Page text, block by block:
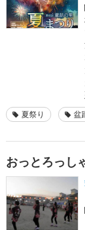
夏祭り 盆
おっとろっし